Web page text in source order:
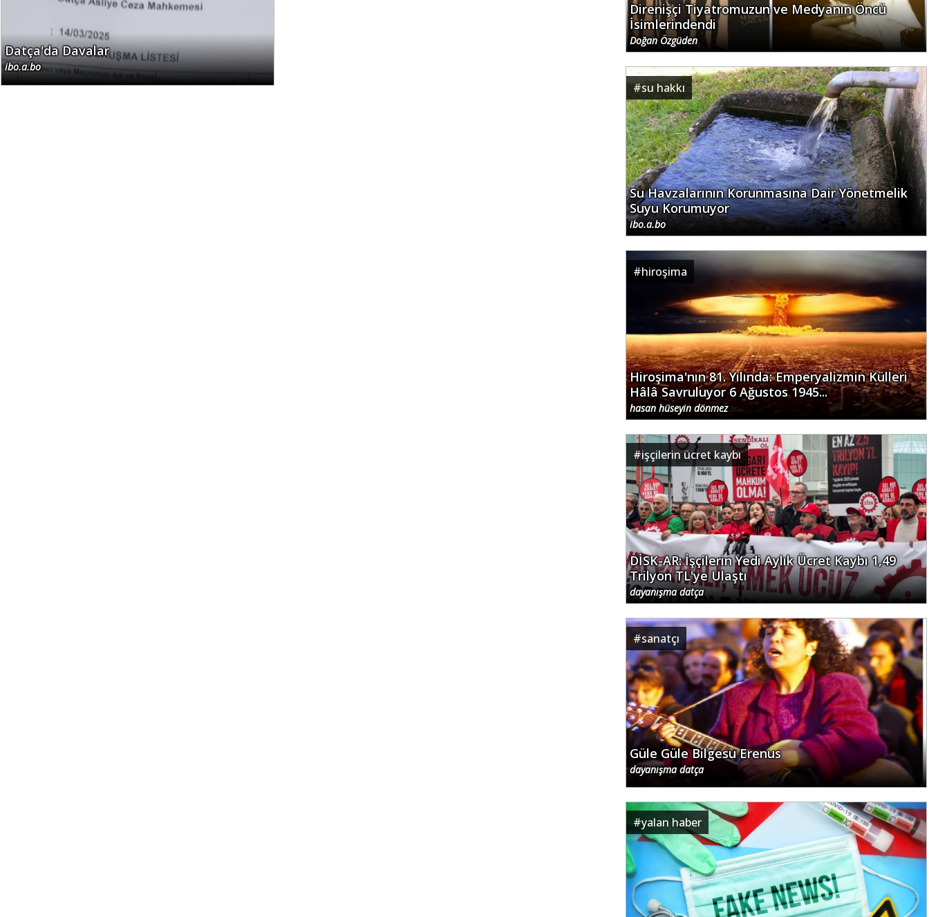
Datça'da Davalar
ibo.a.bo
Direnişçi Tiyatromuzun ve Medyanın Öncü
İsimlerindendi
Doğan Özgüden
#su hakkı
Su Havzalarının Korunmasına Dair Yönetmelik
Suyu Korumuyor
ibo.a.bo
#hiroşima
Hiroşima'nın 81. Yılında: Emperyalizmin Külleri
Hâlâ Savruluyor 6 Ağustos 1945...
hasan hüseyin dönmez
#işçilerin ücret kaybı
DİSK-AR: İşçilerin Yedi Aylık Ücret Kaybı 1,49
Trilyon TL'ye Ulaştı
dayanışma datça
#sanatçı
Güle Güle Bilgesu Erenus
dayanışma datça
#yalan haber